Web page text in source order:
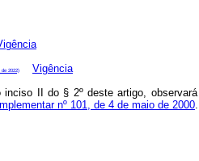
de 2022)
Vigência
II do § 2º deste artigo,
nº 101, de 4 de maio de 2000